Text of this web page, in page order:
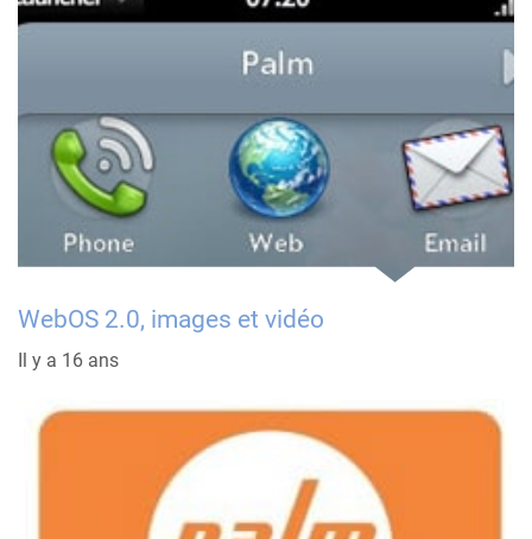
WebOS 2.0, images et vidéo
Il y a 16 ans